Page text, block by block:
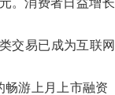
。消费者日益增长
交易已成为互联网
畅游上月上市融资